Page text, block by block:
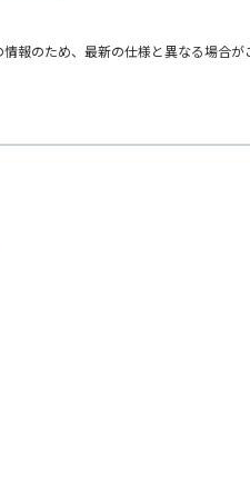
報のため、最新の仕様と異なる場合